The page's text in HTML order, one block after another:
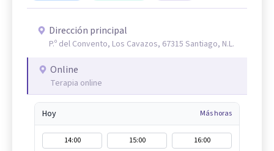
Dirección principal
P.º del Convento, Los Cavazos, 67315 Santiago, N.L.
Online
Terapia online
Hoy Más horas
14:00 15:00
16:00